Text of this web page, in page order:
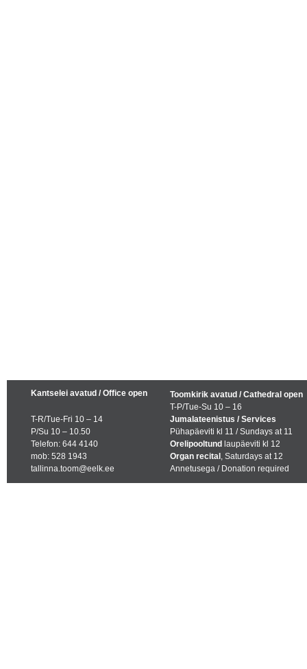
Kantselei avatud / Office open
T-R/Tue-Fri 10 – 14
P/Su 10 – 10.50
Telefon: 644 4140
mob: 528 1943
tallinna.toom@eelk.ee
Toomkirik avatud / Cathedral open
T-P/Tue-Su 10 – 16
Jumalateenistus / Services
Pühapäeviti kl 11 / Sundays at 11
Orelipooltund laupäeviti kl 12
Organ recital , Saturdays at 12
Annetusega / Donation required